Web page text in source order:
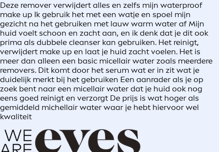
Deze remover verwijdert alles en zelfs mijn waterproof
make up Ik gebruik het met een watje en spoel mijn
gezicht na het gebruiken met lauw warm water af Mijn
huid voelt schoon en zacht aan, en ik denk dat je dit ook
prima als dubbele cleanser kan gebruiken. Het reinigt,
verwijdert make up en laat je huid zacht voelen. Het is
meer dan alleen een basic micellair water zoals meerdere
removers. Dit komt door het serum wat er in zit wat je
duidelijk merkt bij het gebruiken Een aanrader als je op
zoek bent naar een micellair water dat je huid ook nog
eens goed reinigt en verzorgt De prijs is wat hoger als
gemiddeld michellair water waar je hebt hiervoor wel
kwaliteit